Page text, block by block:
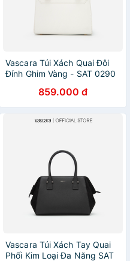
Vascara Túi Xách Quai Đôi
Đính Ghim Vàng - SAT 0290
859.000 đ
Vascara Túi Xách Tay Quai
Phối Kim Loại Đa Năng SAT